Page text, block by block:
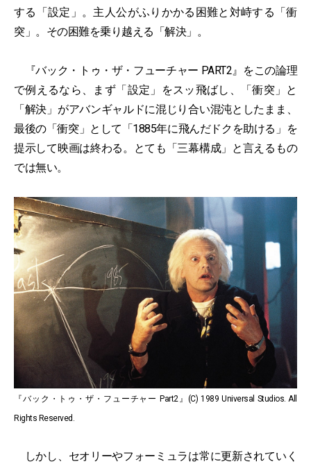
する「設定」。主人公がふりかかる困難と対峙する「衝
突」。その困難を乗り越える「解決」。
『バック・トゥ・ザ・フューチャー PART2』をこの論理
で例えるなら、まず「設定」をスッ飛ばし、「衝突」と
「解決」がアバンギャルドに混じり合い混沌としたまま、
最後の「衝突」として「1885年に飛んだドクを助ける」を
提示して映画は終わる。とても「三幕構成」と言えるもの
では無い。
『バック・トゥ・ザ・フューチャー Part2』(C) 1989 Universal Studios. All
Rights Reserved.
しかし、セオリーやフォーミュラは常に更新されていく